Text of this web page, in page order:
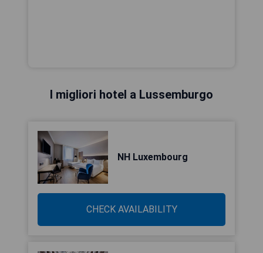
I migliori hotel a Lussemburgo
NH Luxembourg
CHECK AVAILABILITY